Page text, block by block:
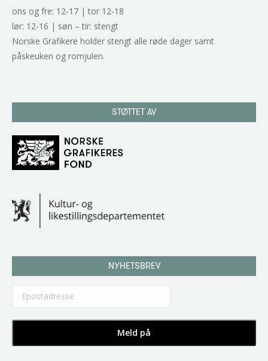
ons og fre: 12-17 | tor 12-18
lør: 12-16 | søn – tir: stengt
Norske Grafikere holder stengt alle røde dager samt
påskeuken og romjulen.
STØTTET AV
NYHETSBREV